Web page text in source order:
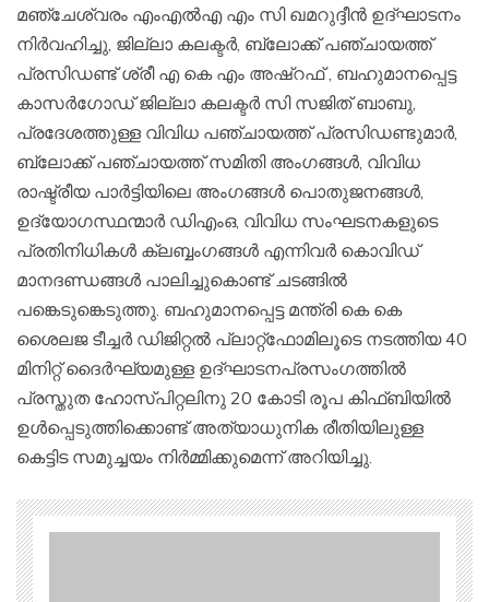
മഞ്ചേശ്വരം എംഎൽഎ എം സി ഖമറുദ്ദീൻ ഉദ്ഘാടനം
നിർവഹിച്ചു, ജില്ലാ കലക്ടർ, ബ്ലോക്ക് പഞ്ചായത്ത്
പ്രസിഡണ്ട് ശ്രീ എ കെ എം അഷ്റഫ് , ബഹുമാനപ്പെട്ട
കാസർഗോഡ് ജില്ലാ കലക്ടർ സി സജിത് ബാബു,
പ്രദേശത്തുള്ള വിവിധ പഞ്ചായത്ത് പ്രസിഡണ്ടുമാർ,
ബ്ലോക്ക് പഞ്ചായത്ത് സമിതി അംഗങ്ങൾ, വിവിധ
രാഷ്ട്രീയ പാർട്ടിയിലെ അംഗങ്ങൾ പൊതുജനങ്ങൾ,
ഉദ്യോഗസ്ഥന്മാർ ഡിഎംഒ, വിവിധ സംഘടനകളുടെ
പ്രതിനിധികൾ ക്ലബ്ബംഗങ്ങൾ എന്നിവർ കൊവിഡ്
മാനദണ്ഡങ്ങൾ പാലിച്ചുകൊണ്ട് ചടങ്ങിൽ
പങ്കെടുങ്കെടുത്തു. ബഹുമാനപ്പെട്ട മന്ത്രി കെ കെ
ശൈലജ ടീച്ചർ ഡിജിറ്റൽ പ്ലാറ്റ്ഫോമിലൂടെ നടത്തിയ 40
മിനിറ്റ് ദൈർഘ്യമുള്ള ഉദ്ഘാടനപ്രസംഗത്തിൽ
പ്രസ്തുത ഹോസ്പിറ്റലിനു 20 കോടി രൂപ കിഫ്ബിയിൽ
ഉൾപ്പെടുത്തിക്കൊണ്ട് അത്യാധുനിക രീതിയിലുള്ള
കെട്ടിട സമുച്ചയം നിർമ്മിക്കുമെന്ന് അറിയിച്ചു.